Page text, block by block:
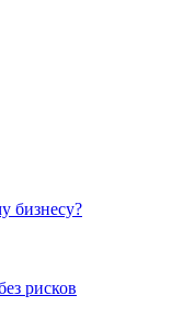
бизнесу?
рисков